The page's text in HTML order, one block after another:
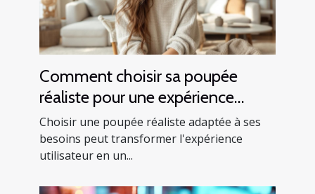
Comment choisir sa poupée
réaliste pour une expérience
optimale ?
Choisir une poupée réaliste adaptée à ses
besoins peut transformer l'expérience
utilisateur en un...